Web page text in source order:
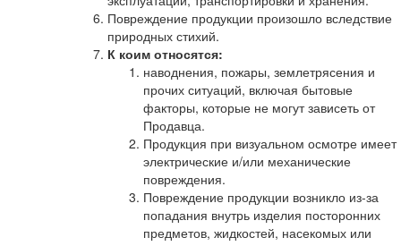
Повреждение продукции произошло вследствие
природных стихий.
К коим относятся:
наводнения, пожары, землетрясения и
прочих ситуаций, включая бытовые
факторы, которые не могут зависеть от
Продавца.
Продукция при визуальном осмотре имеет
электрические и/или механические
повреждения.
Повреждение продукции возникло из-за
попадания внутрь изделия посторонних
предметов, жидкостей, насекомых или